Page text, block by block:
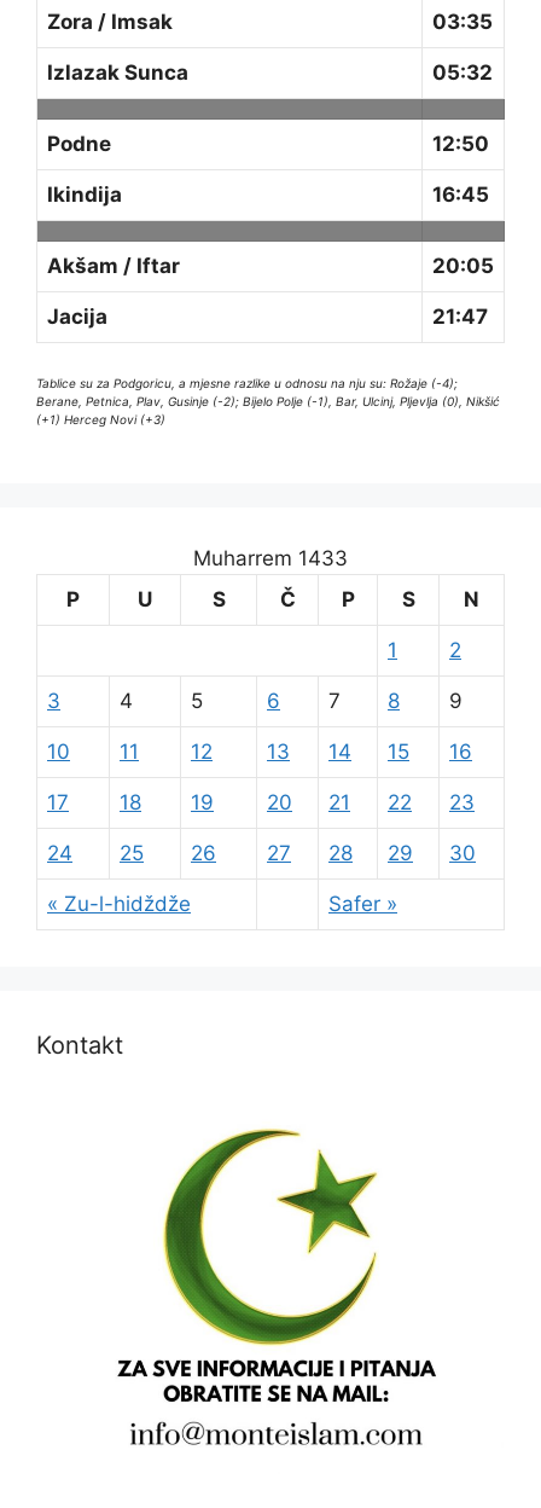
Zora / Imsak 03:35
Izlazak Sunca 05:32
Podne 12:50
Ikindija 16:45
Akšam / Iftar 20:05
Jacija 21:47
Tablice su za Podgoricu, a mjesne razlike u odnosu na nju su: Rožaje (-4);
Berane, Petnica, Plav, Gusinje (-2); Bijelo Polje (-1), Bar, Ulcinj, Pljevlja (0), Nikšić
(+1) Herceg Novi (+3)
Muharrem 1433
P
U S Č P S N
« Zu-l-hidždže Safer »
1 2
3 4 5 6 7 8 9
10 11 12 13 14 15 16
17 18 19 20 21 22 23
24 25 26 27 28 29 30
Kontakt